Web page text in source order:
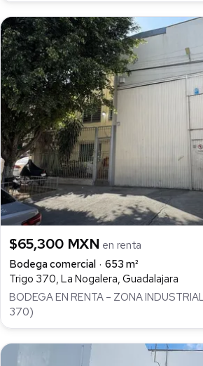
$65,300 MXN en renta
Bodega comercial
653 m²
Trigo 370, La Nogalera, Guadalajara
BODEGA EN RENTA – ZONA
370)